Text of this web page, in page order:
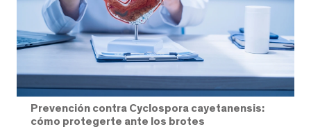
Prevención contra Cyclospora cayetanensis:
cómo protegerte ante los brotes